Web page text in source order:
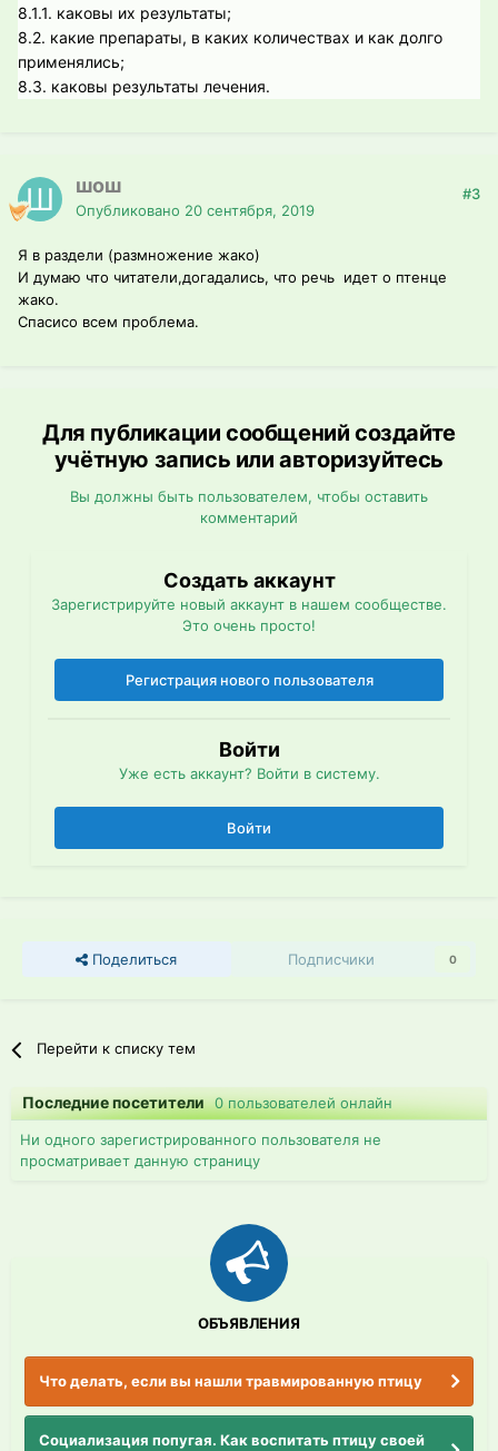
8.1.1. каковы их результаты;
8.2. какие препараты, в каких количествах и как долго
применялись;
8.3. каковы результаты лечения.
шош
Опубликовано 20 сентября, 2019
#3
Я в раздели (размножение жако)
И думаю что читатели,догадались, что речь идет о птенце
жако.
Спасисо всем проблема.
Для публикации сообщений создайте
учётную запись или авторизуйтесь
Вы должны быть пользователем, чтобы оставить
комментарий
Создать аккаунт
Зарегистрируйте новый аккаунт в нашем сообществе.
Это очень просто!
Регистрация нового пользователя
Войти
Уже есть аккаунт? Войти в систему.
Войти
Поделиться Подписчики 0
Перейти к списку тем
Последние посетители0 пользователей онлайн
Ни одного зарегистрированного пользователя не
просматривает данную страницу
ОБЪЯВЛЕНИЯ
Что делать, если вы нашли травмированную птицу
Социализация попугая. Как воспитать птицу своей